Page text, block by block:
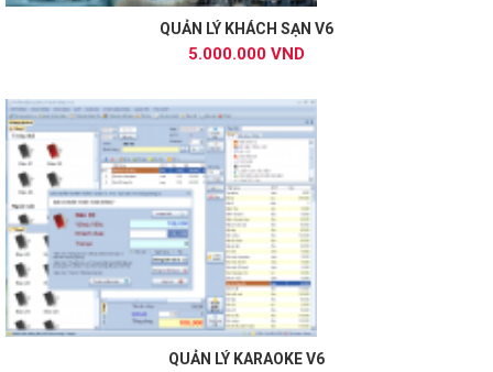
QUẢN LÝ KHÁCH SẠN V6
5.000.000 VND
QUẢN LÝ KARAOKE V6